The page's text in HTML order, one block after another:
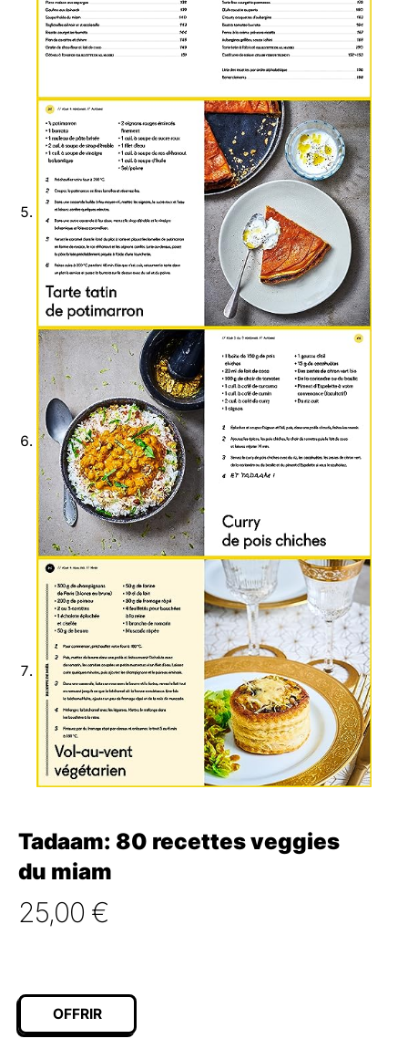
Tadaam: 80 recettes veggies
du miam
25,00 €
OFFRIR